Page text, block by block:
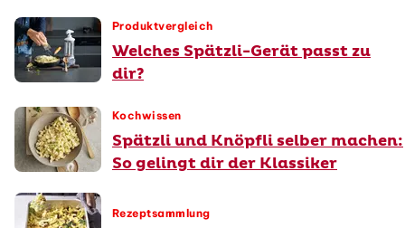
Produktvergleich
Welches Spätzli-Gerät passt zu
dir?
Kochwissen
Spätzli und Knöpfli selber machen:
So gelingt dir der Klassiker
Rezeptsammlung